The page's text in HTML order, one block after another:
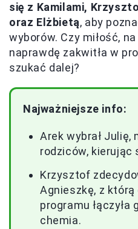
się z Kamilami,
oraz Elżbietą, aby
wyborów. Czy miłość,
naprawdę zakwitła w
szukać dalej?
Najważniejsze info:
Arek wybrał Julię,
rodziców, kierując
Krzysztof
Agnieszkę, z
programu łączyła
chemia.